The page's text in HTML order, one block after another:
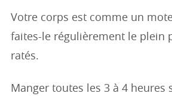
Votre corps est comme un
faites-le régulièrement le plein
ratés.
Manger toutes les 3 à 4 heures